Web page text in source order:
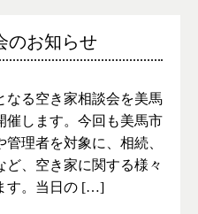
のお知らせ
なる空き家相談会を美馬
催します。今回も美馬市
理者を対象に、相続、
、空き家に関する様々
す。当日の […]